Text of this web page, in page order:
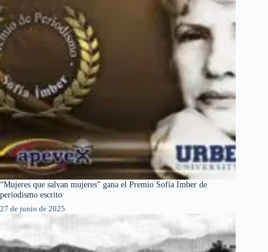
“Mujeres que salvan mujeres” gana el Premio Sofía Imber de
periodismo escrito
27 de junio de 2025